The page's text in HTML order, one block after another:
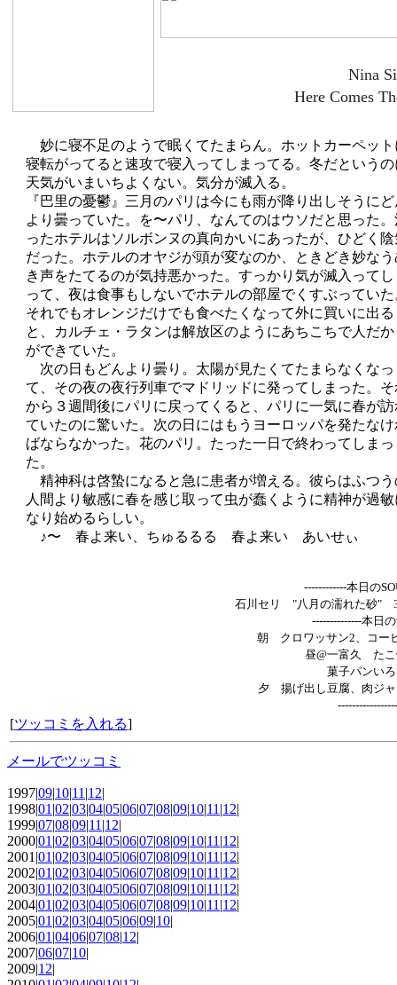
Nina
Here Comes
妙に寝不足のようで眠くてたまらん。ホットカーペット
寝転がってると速攻で寝入ってしまってる。冬だというの
天気がいまいちよくない。気分が滅入る。
『巴里の憂鬱』三月のパリは今にも雨が降り出しそうに
より曇っていた。を〜パリ、なんてのはウソだと思った。
ったホテルはソルボンヌの真向かいにあったが、ひどく陰
だった。ホテルのオヤジが頭が変なのか、ときどき妙なう
き声をたてるのが気持悪かった。すっかり気が滅入ってし
って、夜は食事もしないでホテルの部屋でくすぶっていた
それでもオレンジだけでも食べたくなって外に買いに出る
と、カルチェ・ラタンは解放区のようにあちこちで人だか
ができていた。
次の日もどんより曇り。太陽が見たくてたまらなくなっ
て、その夜の夜行列車でマドリッドに発ってしまった。そ
から３週間後にパリに戻ってくると、パリに一気に春が訪
ていたのに驚いた。次の日にはもうヨーロッパを発たなけ
ばならなかった。花のパリ。たった一日で終わってしまっ
た。
精神科は啓蟄になると急に患者が増える。彼らはふつう
人間より敏感に春を感じ取って虫が蠢くように精神が過敏
なり始めるらしい。
♪〜 春よ来い、ちゅるるる 春よ来い あいせぃ
------------本日の
石川セリ "八月の濡れた砂"
--------------本日
朝 クロワッサン2、コー
昼@一富久 たこ
菓子パンいろ
夕 揚げ出し豆腐、肉ジ
[ツッコミを入れる]
メールでツッコミ
1997|09|10|11 |12|
1998|01 |02|03|04|05|06|07|08|09|10|11 |12|
1999|07|08|09|11 |12|
2000|01 |02|03|04|05|06|07|08|09|10|11 |12|
2001|01 |02|03|04|05|06|07|08|09|10|11 |12|
2002|01 |02|03|04|05|06|07|08|09|10|11 |12|
2003|01 |02|03|04|05|06|07|08|09|10|11 |12|
2004|01 |02|03|04|05|06|07|08|09|10|11 |12|
2005|01 |02|03|04|05|06|09|10|
2006|01 |04|06|07|08|12|
2007|06|07|10|
2009|12|